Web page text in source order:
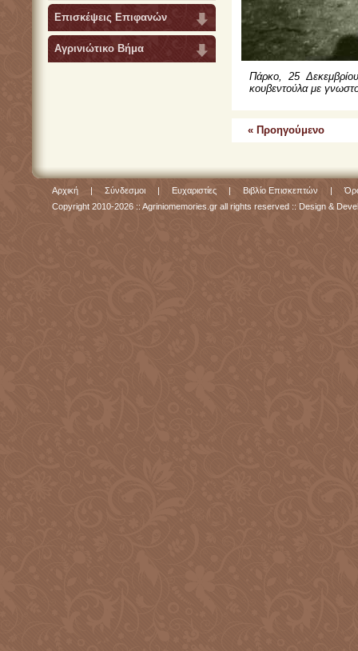
Επισκέψεις Επιφανών
Αγρινιώτικο Βήμα
Πάρκο, 25
κουβεντούλα με
« Προηγούμενο
Αρχική | Σύνδεσμοι | Ευχαριστίες | Βιβλίο Επισκεπτών |
Copyright 2010-2026 :: Agriniomemories.gr all rights reserved :: Design &